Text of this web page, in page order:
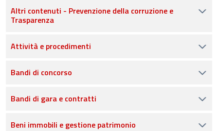
Altri contenuti - Prevenzione della corruzione e
Trasparenza
Attività e procedimenti
Bandi di concorso
Bandi di gara e contratti
Beni immobili e gestione patrimonio